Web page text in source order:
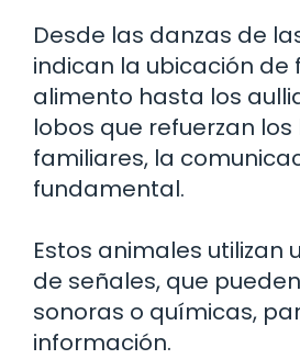
Desde las danzas de
indican la ubicación de
alimento hasta los
lobos que refuerzan los
familiares, la
fundamental.
Estos animales utilizan
de señales, que
sonoras o químicas,
información.